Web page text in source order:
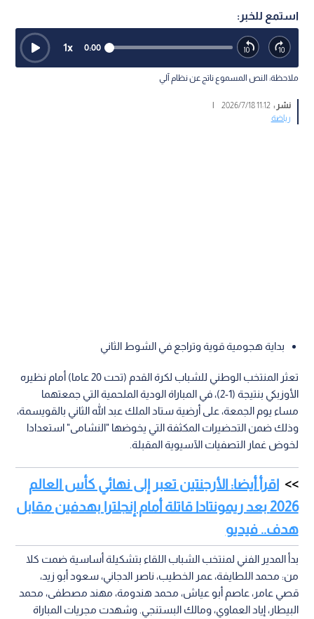
استمع للخبر:
0:00
1x
ملاحظة: النص المسموع ناتج عن نظام آلي
نشر :11:12 2026/7/18
|
رياضة
بداية هجومية قوية وتراجع في الشوط الثاني
تعثر المنتخب الوطني للشباب لكرة القدم (تحت 20 عاما) أمام نظيره
الأوزبكي بنتيجة (1-2)، في المباراة الودية الملحمية التي جمعتهما
مساء يوم الجمعة، على أرضية ستاد الملك عبد الله الثاني بالقويسمة،
وذلك ضمن التحضيرات المكثفة التي يخوضها "النشامى" استعدادا
لخوض غمار التصفيات الآسيوية المقبلة.
اقرأ أيضا: الأرجنتين تعبر إلى نهائي كأس العالم
2026 بعد ريمونتادا قاتلة أمام إنجلترا بهدفين مقابل
هدف.. فيديو
بدأ المدير الفني لمنتخب الشباب اللقاء بتشكيلة أساسية ضمت كلا
من: محمد اللطايفة، عمر الخطيب، ناصر الدجاني، سعود أبو زيد،
قصي عامر، عاصم أبو عياش، محمد هندومة، مهند مصطفى، محمد
البيطار، إياد العماوي، ومالك البستنجي. وشهدت مجريات المباراة